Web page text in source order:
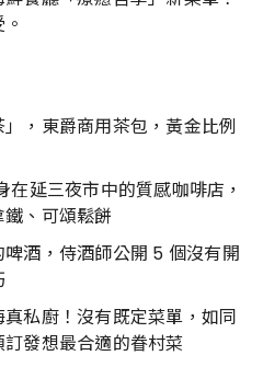
，東爵商用茶包，黃金比例
在延三夜市中的質感咖啡店，
、可頌鬆餅
酒，侍酒師公開 5 個沒有開
私廚！沒有既定菜單，如同
發想最合適的眷村菜